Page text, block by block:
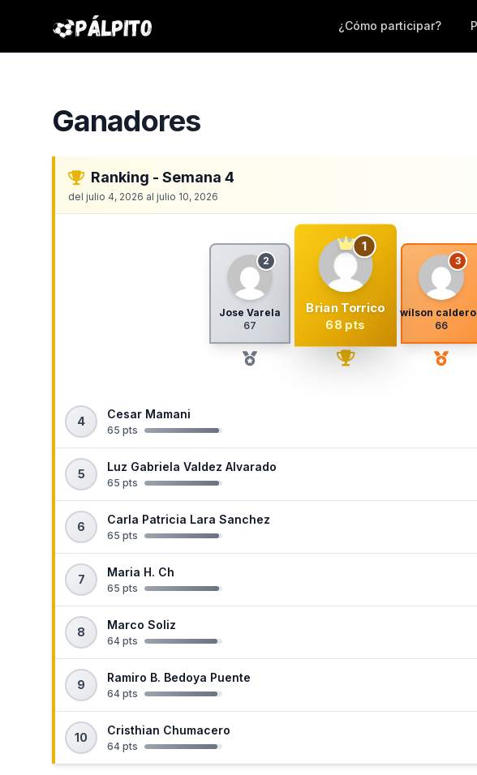
¿Cómo participar?
Ganadores
Ranking - Semana 4
del julio 4, 2026 al julio 10, 2026
2
Jose Varela
67
1
Brian Torrico
68 pts
3
wilson
66
4
Cesar Mamani
65 pts
5
Luz Gabriela Valdez Alvarado
65 pts
6
Carla Patricia Lara Sanchez
65 pts
7
Maria H. Ch
65 pts
8
Marco Soliz
64 pts
9
Ramiro B. Bedoya Puente
64 pts
10
Cristhian Chumacero
64 pts